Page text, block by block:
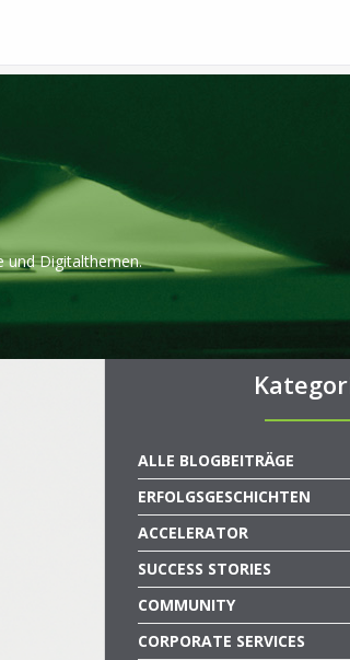
und Digitalthemen.
ALLE BLOGBEITRÄGE
ERFOLGSGESCHICHTEN
ACCELERATOR
SUCCESS STORIES
COMMUNITY
CORPORATE SERVICES